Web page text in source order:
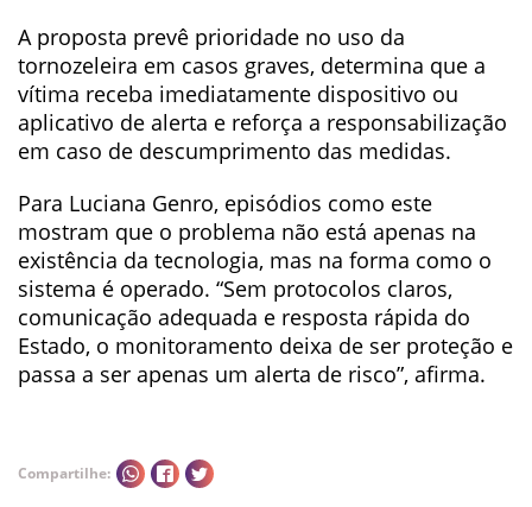
A proposta prevê prioridade no uso da
tornozeleira em casos graves, determina que a
vítima receba imediatamente dispositivo ou
aplicativo de alerta e reforça a responsabilização
em caso de descumprimento das medidas.
Para Luciana Genro, episódios como este
mostram que o problema não está apenas na
existência da tecnologia, mas na forma como o
sistema é operado. “Sem protocolos claros,
comunicação adequada e resposta rápida do
Estado, o monitoramento deixa de ser proteção e
passa a ser apenas um alerta de risco”, afirma.
Compartilhe: